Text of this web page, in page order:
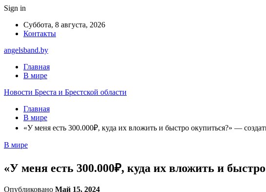
Sign in
Суббота, 8 августа, 2026
Контакты
angelsband.by
Главная
В мире
Новости Бреста и Брестской области
Главная
В мире
«У меня есть 300.000₽, куда их вложить и быстро окупиться?» —
В мире
«У меня есть 300.000₽, куда их вложить и
Опубликовано Май 15, 2024